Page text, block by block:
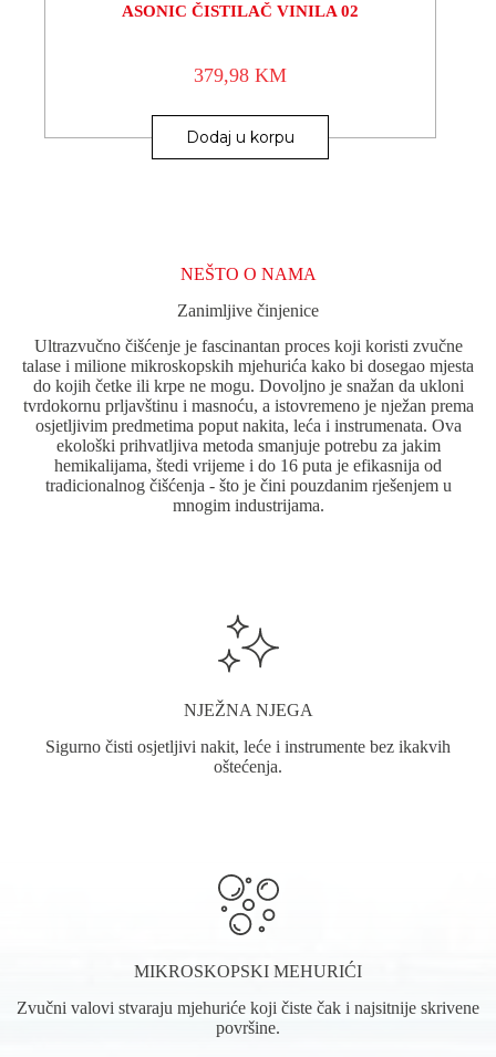
ASONIC ČISTILAČ VINILA 02
379,98KM
Dodaj u korpu
NEŠTO O NAMA
Zanimljive činjenice
Ultrazvučno čišćenje je fascinantan proces koji koristi zvučne
talase i milione mikroskopskih mjehurića kako bi dosegao mjesta
do kojih četke ili krpe ne mogu. Dovoljno je snažan da ukloni
tvrdokornu prljavštinu i masnoću, a istovremeno je nježan prema
osjetljivim predmetima poput nakita, leća i instrumenata. Ova
ekološki prihvatljiva metoda smanjuje potrebu za jakim
hemikalijama, štedi vrijeme i do 16 puta je efikasnija od
tradicionalnog čišćenja - što je čini pouzdanim rješenjem u
mnogim industrijama.
NJEŽNA NJEGA
Sigurno čisti osjetljivi nakit, leće i instrumente bez ikakvih
oštećenja.
MIKROSKOPSKI MEHURIĆI
Zvučni valovi stvaraju mjehuriće koji čiste čak i najsitnije skrivene
površine.